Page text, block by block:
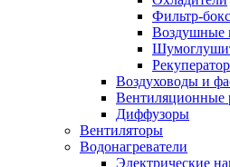
Фильтр-
Воздушные
Воздуховоды и
Вентиляционные
Диффузоры
Вентиляторы
Водонагреватели
Электрические